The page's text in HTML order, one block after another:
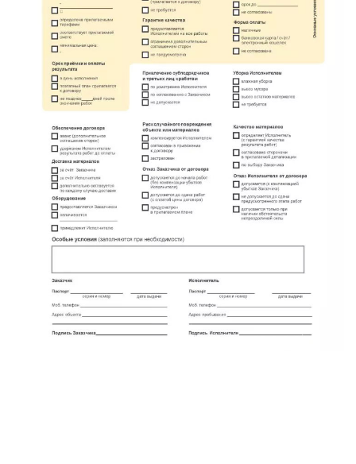
Кузнечное
Кузьмоловский
Лебяжье
Лесогорский
Мга
Назия
Новоселье
Павлово